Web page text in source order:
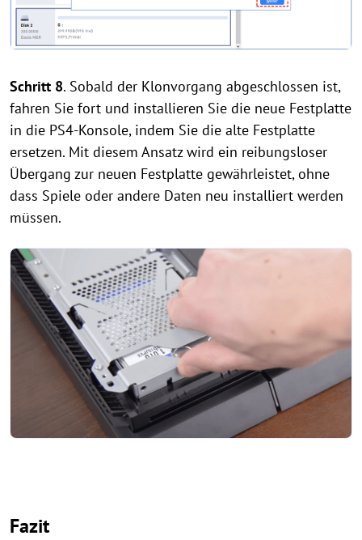
Schritt 8. Sobald der Klonvorgang abgeschlossen ist,
fahren Sie fort und installieren Sie die neue Festplatte
in die PS4-Konsole, indem Sie die alte Festplatte
ersetzen. Mit diesem Ansatz wird ein reibungsloser
Übergang zur neuen Festplatte gewährleistet, ohne
dass Spiele oder andere Daten neu installiert werden
müssen.
Fazit